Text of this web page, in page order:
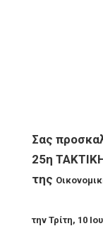
Σας
25η
της
την Τρίτη, 10